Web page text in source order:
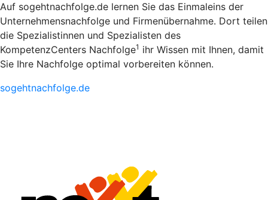
Auf sogehtnachfolge.de lernen Sie das Einmaleins der
Unternehmensnachfolge und Firmenübernahme. Dort teilen
die Spezialistinnen und Spezialisten des
KompetenzCenters Nachfolge1 ihr Wissen mit Ihnen, damit
Sie Ihre Nachfolge optimal vorbereiten können.
sogehtnachfolge.de